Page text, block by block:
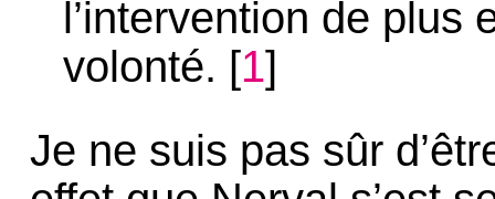
l’intervention de plus
volonté. [1]
Je ne suis pas sûr